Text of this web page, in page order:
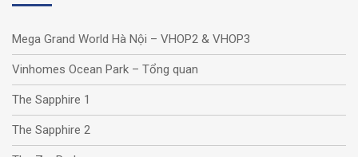
Mega Grand World Hà Nội – VHOP2 & VHOP3
Vinhomes Ocean Park – Tổng quan
The Sapphire 1
The Sapphire 2